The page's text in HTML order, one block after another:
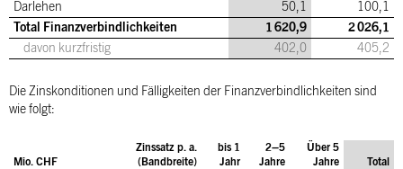
Darlehen
50,1
100,1
Total Finanzverbindlichkeiten
1 620,9
2 026,1
davon kurzfristig
402,0 405,2
Die Zinskonditionen und Fälligkeiten der Finanzverbindlichkeiten sind
wie folgt:
Mio. CHF
Zinssatz p. a.
(Bandbreite)
bis 1
Jahr
2–5
Jahre
Über 5
Jahre
Total